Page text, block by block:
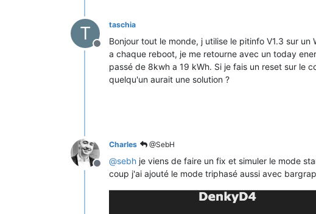
T
Offline
taschia
Bonjour tout le monde, j utilise le pitinfo V1.3 sur
a chaque reboot, je me retourne avec un today
passé de 8kwh a 19 kWh. Si je fais un reset sur le
quelqu'un aurait une solution ?
Offline
Charles @SebH
@sebh je viens de faire un fix et simuler le mode
coup j'ai ajouté le mode triphasé aussi avec